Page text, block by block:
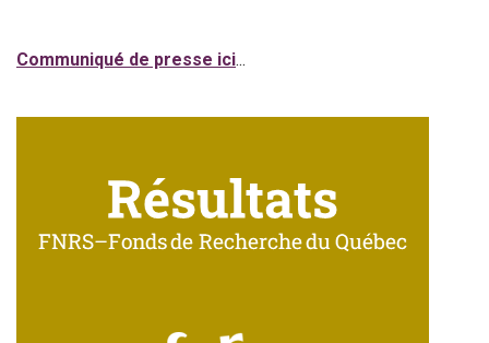
Communiqué de presse ici...